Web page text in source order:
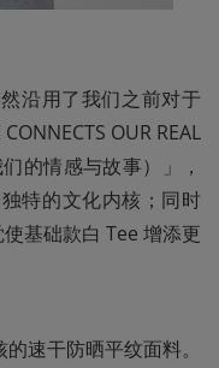
沿用了我们之前对于
OUR REAL
的情感与故事）」，
特的文化内核；同时
基础款白 Tee 增添更
速干防晒平纹面料。